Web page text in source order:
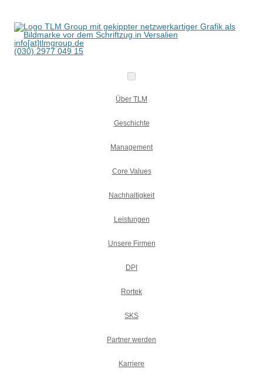
info[at]tlmgroup.de
(030) 2977 049 15
Über TLM
Geschichte
Management
Core Values
Nachhaltigkeit
Leistungen
Unsere Firmen
DPI
Rortek
SKS
Partner werden
Karriere